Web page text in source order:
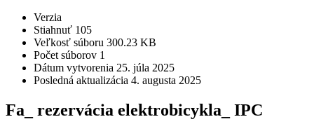
Verzia
Stiahnuť 105
Veľkosť súboru 300.23 KB
Počet súborov 1
Dátum vytvorenia 25. júla 2025
Posledná aktualizácia 4. augusta 2025
Fa_ rezervácia elektrobicykla_ IPC